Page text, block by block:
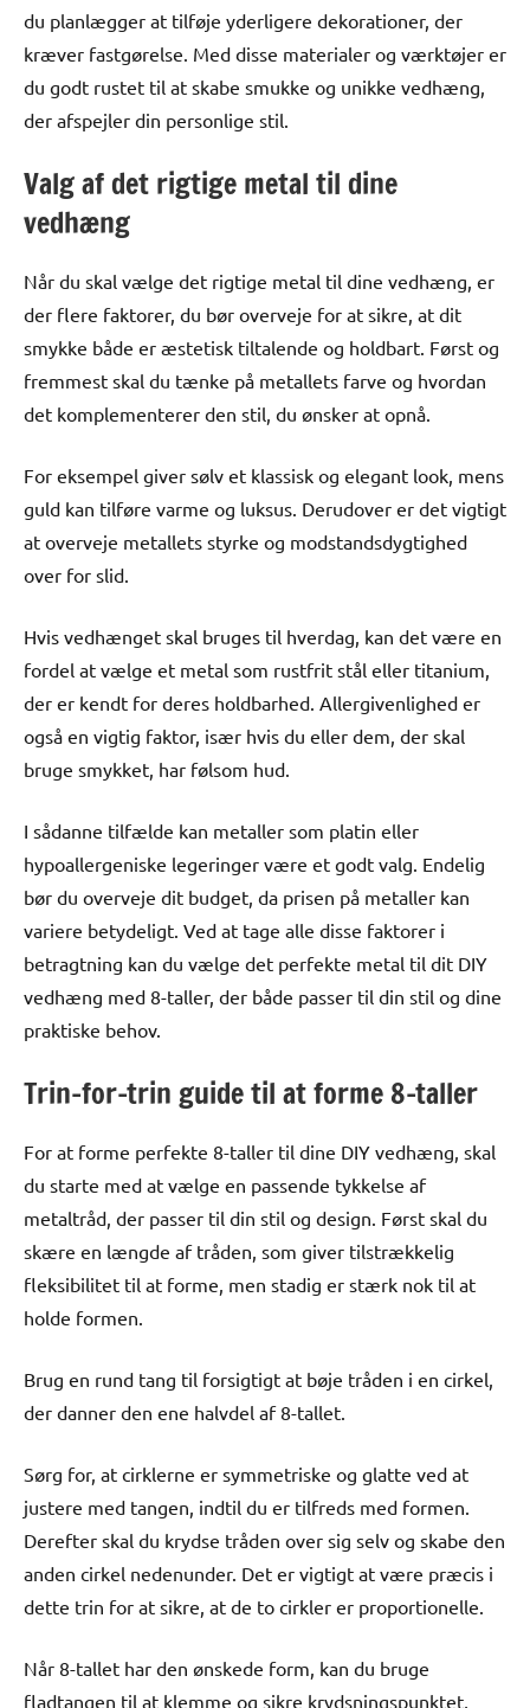
du planlægger at tilføje yderligere dekorationer, der
kræver fastgørelse. Med disse materialer og værktøjer er
du godt rustet til at skabe smukke og unikke vedhæng,
der afspejler din personlige stil.
Valg af det rigtige metal til dine
vedhæng
Når du skal vælge det rigtige metal til dine vedhæng, er
der flere faktorer, du bør overveje for at sikre, at dit
smykke både er æstetisk tiltalende og holdbart. Først og
fremmest skal du tænke på metallets farve og hvordan
det komplementerer den stil, du ønsker at opnå.
For eksempel giver sølv et klassisk og elegant look, mens
guld kan tilføre varme og luksus. Derudover er det vigtigt
at overveje metallets styrke og modstandsdygtighed
over for slid.
Hvis vedhænget skal bruges til hverdag, kan det være en
fordel at vælge et metal som rustfrit stål eller titanium,
der er kendt for deres holdbarhed. Allergivenlighed er
også en vigtig faktor, især hvis du eller dem, der skal
bruge smykket, har følsom hud.
I sådanne tilfælde kan metaller som platin eller
hypoallergeniske legeringer være et godt valg. Endelig
bør du overveje dit budget, da prisen på metaller kan
variere betydeligt. Ved at tage alle disse faktorer i
betragtning kan du vælge det perfekte metal til dit DIY
vedhæng med 8-taller, der både passer til din stil og dine
praktiske behov.
Trin-for-trin guide til at forme 8-taller
For at forme perfekte 8-taller til dine DIY vedhæng, skal
du starte med at vælge en passende tykkelse af
metaltråd, der passer til din stil og design. Først skal du
skære en længde af tråden, som giver tilstrækkelig
fleksibilitet til at forme, men stadig er stærk nok til at
holde formen.
Brug en rund tang til forsigtigt at bøje tråden i en cirkel,
der danner den ene halvdel af 8-tallet.
Sørg for, at cirklerne er symmetriske og glatte ved at
justere med tangen, indtil du er tilfreds med formen.
Derefter skal du krydse tråden over sig selv og skabe den
anden cirkel nedenunder. Det er vigtigt at være præcis i
dette trin for at sikre, at de to cirkler er proportionelle.
Når 8-tallet har den ønskede form, kan du bruge
fladtangen til at klemme og sikre krydsningspunktet,